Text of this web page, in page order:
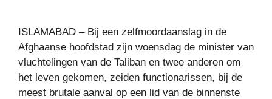
ISLAMABAD – Bij een zelfmoordaanslag in de
Afghaanse hoofdstad zijn woensdag de minister van
vluchtelingen van de Taliban en twee anderen om
het leven gekomen, zeiden functionarissen, bij de
meest brutale aanval op een lid van de binnenste